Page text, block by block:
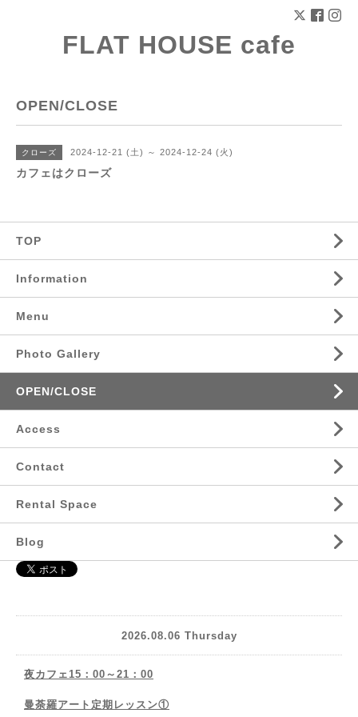
FLAT HOUSE cafe
OPEN/CLOSE
クローズ 2024-12-21 (土) ～ 2024-12-24 (火)
カフェはクローズ
TOP
Information
Menu
Photo Gallery
OPEN/CLOSE
Access
Contact
Rental Space
Blog
2026.08.06 Thursday
夜カフェ15：00～21：00
曼荼羅アート定期レッスン①